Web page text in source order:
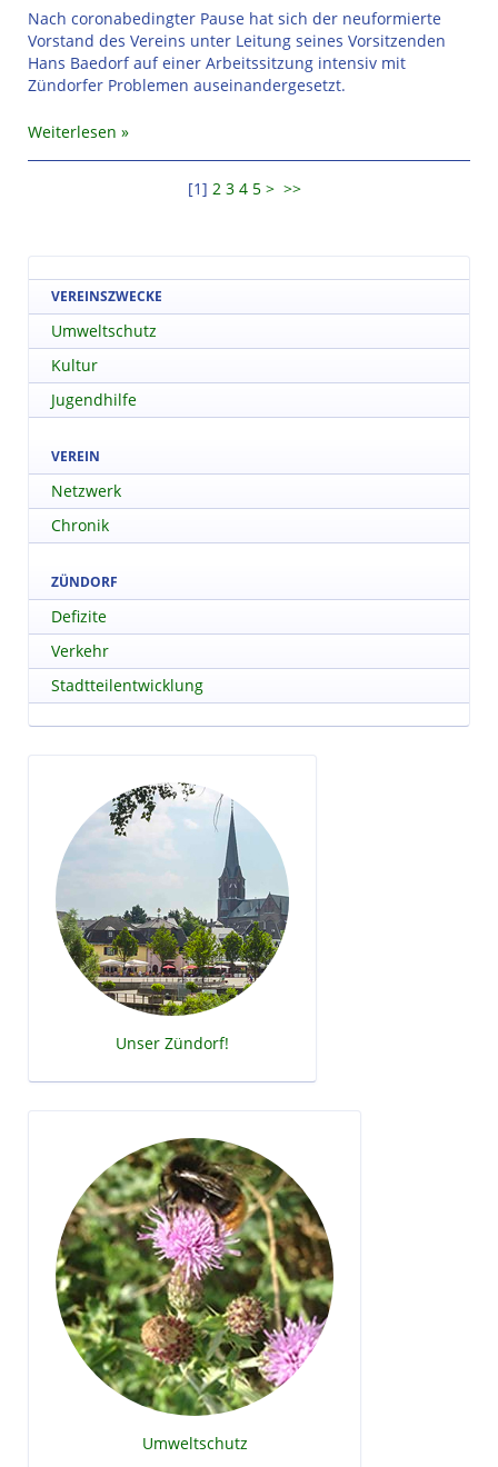
Nach coronabedingter Pause hat sich der neuformierte
Vorstand des Vereins unter Leitung seines Vorsitzenden
Hans Baedorf auf einer Arbeitssitzung intensiv mit
Zündorfer Problemen auseinandergesetzt.
Weiterlesen
[1] 2 3 4 5 > >>
VEREINSZWECKE
Umweltschutz
Kultur
Jugendhilfe
VEREIN
Netzwerk
Chronik
ZÜNDORF
Defizite
Verkehr
Stadtteilentwicklung
Unser Zündorf!
Umweltschutz